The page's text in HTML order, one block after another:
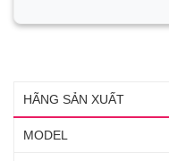
HÃNG SẢN XUẤT
MODEL